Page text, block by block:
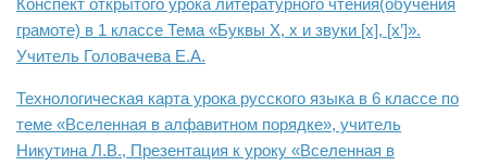
Конспект открытого урока литературного чтения(обучения
грамоте) в 1 классе Тема «Буквы Х, х и звуки [х], [х’]».
Учитель Головачева Е.А.
Технологическая карта урока русского языка в 6 классе по
теме «Вселенная в алфавитном порядке», учитель
Никутина Л.В., Презентация к уроку «Вселенная в